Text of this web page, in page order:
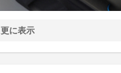
更に表示